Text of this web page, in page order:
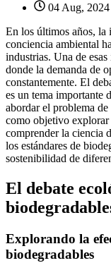
04 Aug, 2024
En los últimos años, la
conciencia ambiental
industrias. Una de
donde la demanda de
constantemente. El
es un tema importante
abordar el problema
como objetivo explorar
comprender la ciencia
los estándares de
sostenibilidad de
El debate
Explorando la
biodegradables